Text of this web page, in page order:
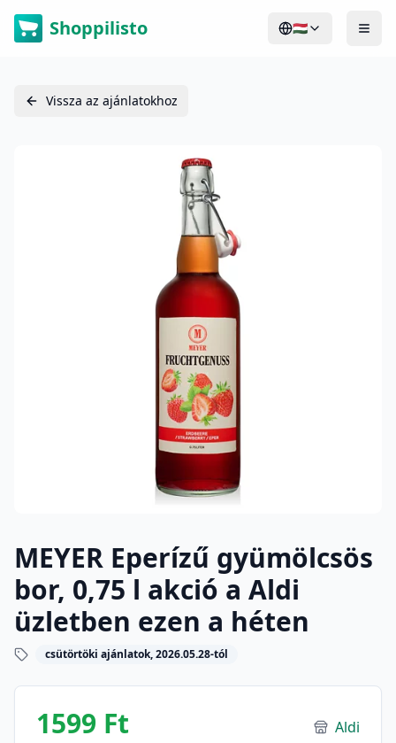
Shoppilisto 🇭🇺
Vissza az ajánlatokhoz
MEYER Eperízű gyümölcsös
bor, 0,75 l akció a Aldi
üzletben ezen a héten
csütörtöki ajánlatok, 2026.05.28-tól
1599 Ft Aldi